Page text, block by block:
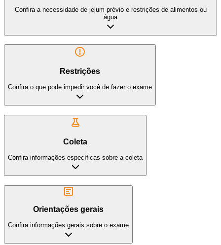
Confira a necessidade de jejum prévio e restrições de alimentos ou
água
Restrições
Confira o que pode impedir você de fazer o exame
Coleta
Confira informações específicas sobre a coleta
Orientações gerais
Confira informações gerais sobre o exame